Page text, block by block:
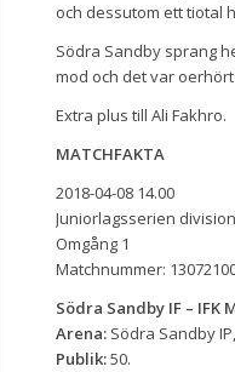
och dessutom ett tiotal
Södra Sandby sprang
mod och det var
Extra plus till Ali Fakhro.
MATCHFAKTA
2018-04-08 14.00
Juniorlagsserien
Omgång 1
Matchnummer:
Södra Sandby IF – IFK
Arena:Södra Sandby
Publik:50.